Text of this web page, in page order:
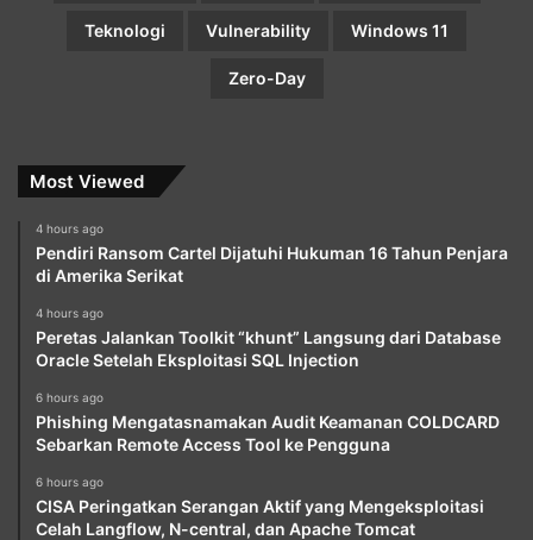
Teknologi Vulnerability Windows 11
Zero-Day
Most Viewed
4 hours ago
Pendiri Ransom Cartel Dijatuhi Hukuman 16 Tahun Penjara
di Amerika Serikat
4 hours ago
Peretas Jalankan Toolkit “khunt” Langsung dari Database
Oracle Setelah Eksploitasi SQL Injection
6 hours ago
Phishing Mengatasnamakan Audit Keamanan COLDCARD
Sebarkan Remote Access Tool ke Pengguna
6 hours ago
CISA Peringatkan Serangan Aktif yang Mengeksploitasi
Celah Langflow, N-central, dan Apache Tomcat